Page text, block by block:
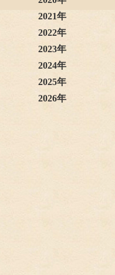
2021年
2022年
2023年
2024年
2025年
2026年